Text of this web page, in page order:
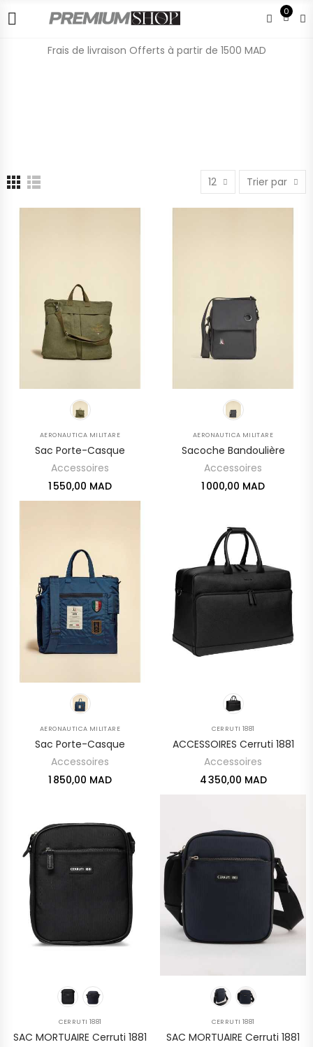
0
Frais de livraison Offerts à partir de 1500 MAD
12 Trier par
AERONAUTICA MILITARE
Sac Porte-Casque
Accessoires
1 550,00 MAD
AERONAUTICA MILITARE
Sacoche Bandoulière
Accessoires
1 000,00 MAD
AERONAUTICA MILITARE
Sac Porte-Casque
Accessoires
1 850,00 MAD
CERRUTI 1881
ACCESSOIRES Cerruti 1881
Accessoires
4 350,00 MAD
CERRUTI 1881
SAC MORTUAIRE Cerruti 1881
CERRUTI 1881
SAC MORTUAIRE Cerruti 1881